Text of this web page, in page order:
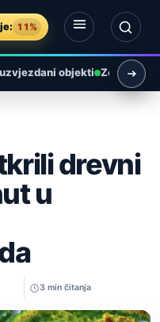
11%
objekti Zemlja i
drevni
u
3 min čitanja